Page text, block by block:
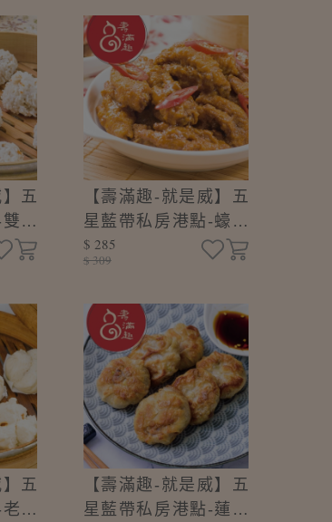
五
喜
【壽滿趣-就是威】五
星藍帶私房港點-蠔油
炆鳳爪(300±10g/盒)
$ 285
$ 309
五
麵
【壽滿趣-就是威】五
星藍帶私房港點-蓮藕